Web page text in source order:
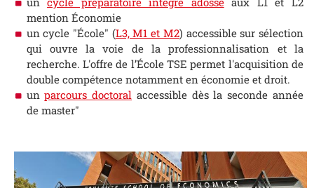
mention Économie
un cycle "École" (L3, M1 et M2) accessible sur sélection
qui ouvre la voie de la professionnalisation et la
recherche. L'offre de l’École TSE permet l'acquisition de
double compétence notamment en économie et droit.
unparcours doctoral accessible dès la seconde année
de master"